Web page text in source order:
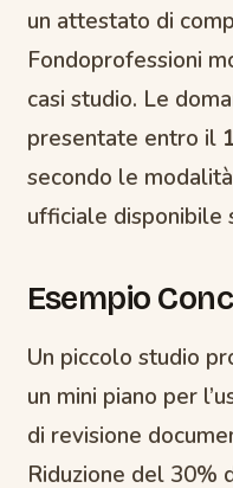
un attestato di
Fondoprofessioni
casi studio. Le
presentate entro il
secondo le
ufficiale disponibile
Esempio
Un piccolo studio
un mini piano per
di revisione
Riduzione del 30%